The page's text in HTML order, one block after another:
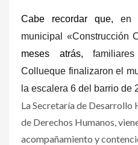
Cabe recordar que, en
municipal «Construcción
meses atrás,
Collueque finalizaron el
la escalera 6 del barrio de
La Secretaría de Desarrollo
de Derechos Humanos,
acompañamiento y